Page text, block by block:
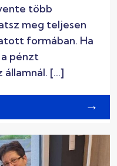
több
meg teljesen
formában. Ha
pénzt
[…]
→